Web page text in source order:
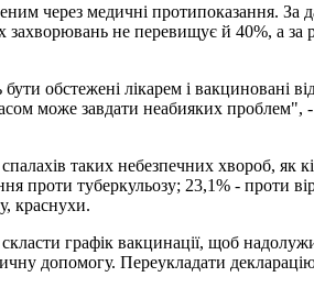
через медичні протипоказання. За
захворювань не перевищує й 40%, а
обстежені лікарем і вакциновані
може завдати неабияких проблем",
таких небезпечних хвороб, як
проти туберкульозу; 23,1% - проти
краснухи.
графік вакцинації, щоб
допомогу. Переукладати